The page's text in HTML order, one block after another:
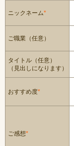
ニックネーム*
ご職業（任意）
タイトル（任意）
（見出しになります）
おすすめ度*
ご感想*